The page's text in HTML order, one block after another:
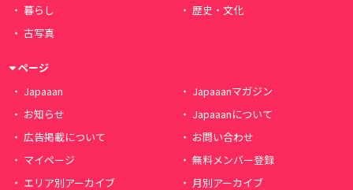
暮らし
歴史・文化
古写真
ページ
Japaaan
Japaaanマガジン
お知らせ
Japaaanについて
広告掲載について
お問い合わせ
マイページ
無料メンバー登録
エリア別アーカイブ
月別アーカイブ